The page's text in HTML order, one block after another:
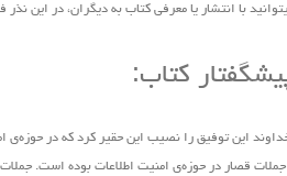
با انتشار یا معرفی کتاب به دیگران، در این
کتاب:
این توفیق را نصیب این حقیر کرد که در حوزه‌ی
جملات قصار در حوزه‌ی امنیت اطلاعات بوده است.